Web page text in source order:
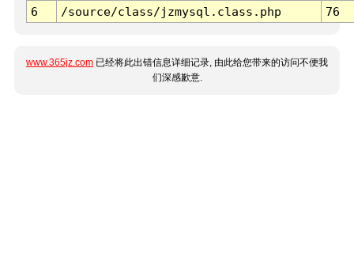
6
/source/class/jzmysql.class.php 76
www.365jz.com 已经将此出错信息详细记录, 由此给您带来的访问不便我
们深感歉意.